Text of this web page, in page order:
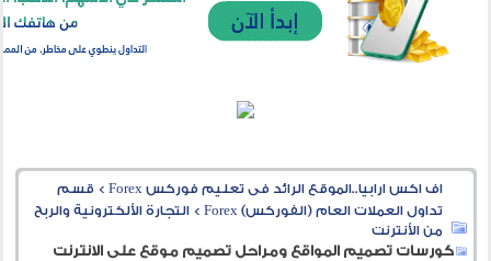
اف اكس ارابيا..الموقع الرائد فى تعليم فوركس Forex > قسم
تداول العملات العام (الفوركس) Forex
>التجارة الألكترونية والربح
من الأنترنت
كورسات تصميم المواقع ومراحل تصميم موقع على الانترنت